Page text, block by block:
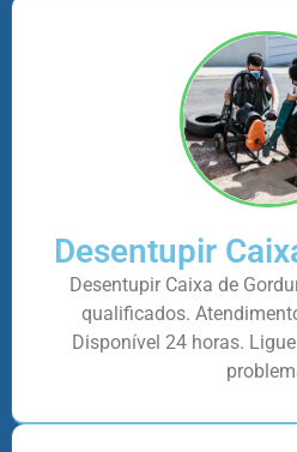
Desentupir
Desentupir Caixa de
qualificados.
Disponível 24 horas.